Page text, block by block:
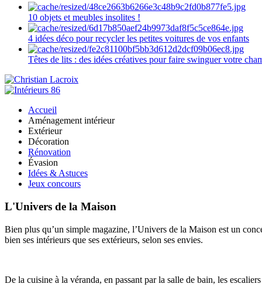
10 objets et meubles insolites !
4 idées déco pour recycler les petites voitures de vos enfants
Têtes de lits : des idées créatives pour faire swinguer votre
Accueil
Aménagement intérieur
Extérieur
Décoration
Rénovation
Évasion
Idées & Astuces
Jeux concours
L'Univers de la Maison
Bien plus qu’un simple magazine, l’Univers de la Maison est un
bien ses intérieurs que ses extérieurs, selon ses envies.
De la cuisine à la véranda, en passant par la salle de bain, les